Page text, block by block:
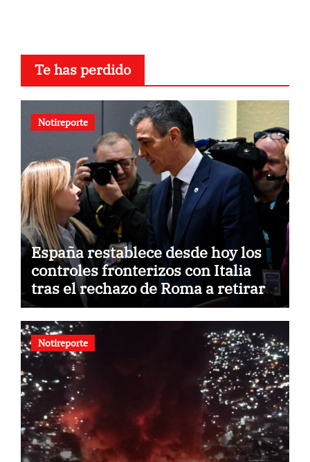
Te has perdido
Notireporte
España restablece desde hoy los
controles fronterizos con Italia
tras el rechazo de Roma a retirar
las restricciones
Notireporte